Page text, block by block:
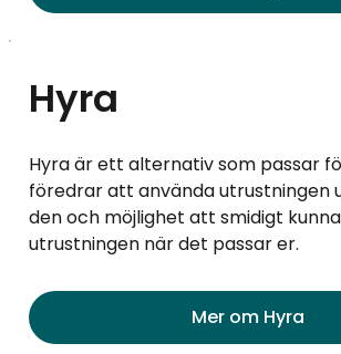
Hyra
Hyra är ett alternativ som passar
föredrar att använda utrustningen
den och möjlighet att smidigt
utrustningen när det passar er.
Mer om Hyra